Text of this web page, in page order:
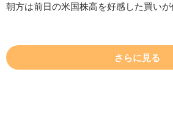
朝方は前日の米国株高を好感した買い
さらに見る